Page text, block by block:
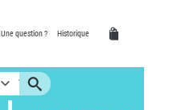
Une question ? Historique